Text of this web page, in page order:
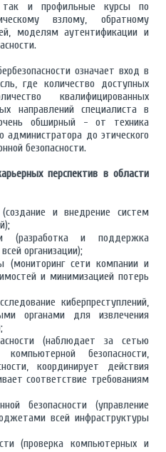
так и профильные курсы по
взлому, обратному
моделям аутентификации и
означает вход в
где количество доступных
квалифицированных
направлений специалиста в
очень обширный - от техника
до этического
безопасности.
перспектив в области
и внедрение систем
(разработка и поддержка
организации);
(мониторинг сети компании и
и минимизацией потерь
киберпреступлений,
органами для извлечения
(наблюдает за сетью
безопасности,
координирует действия
соответствие требованиям
безопасности (управление
всей инфраструктуры
(проверка компьютерных и